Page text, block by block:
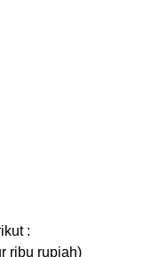
:
ribu rupiah)